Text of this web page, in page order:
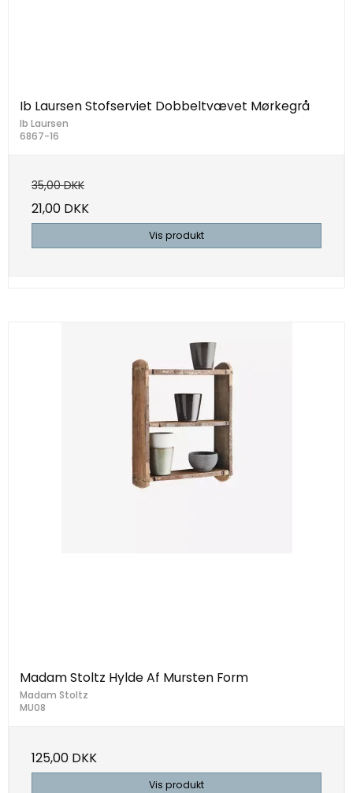
Ib Laursen Stofserviet Dobbeltvævet Mørkegrå
Ib Laursen
6867-16
35,00 DKK
21,00 DKK
Vis produkt
Madam Stoltz Hylde Af Mursten Form
Madam Stoltz
MU08
125,00 DKK
Vis produkt